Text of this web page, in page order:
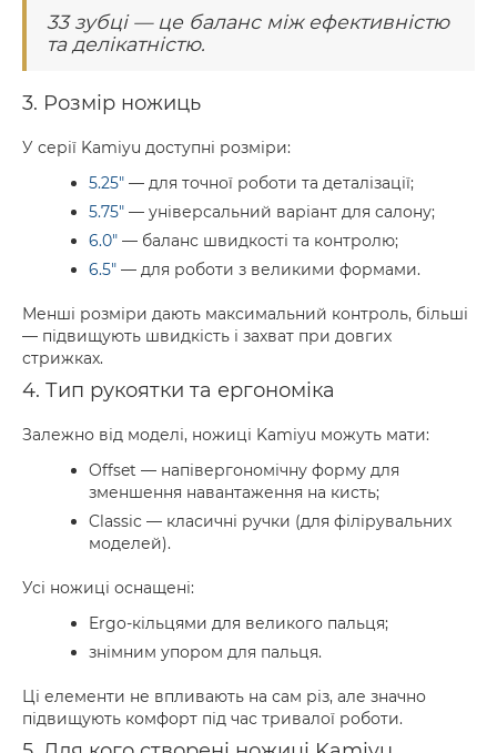
33 зубці — це баланс між ефективністю
та делікатністю.
3. Розмір ножиць
У серії Kamiyu доступні розміри:
5.25" — для точної роботи та деталізації;
5.75" — універсальний варіант для салону;
6.0" — баланс швидкості та контролю;
6.5" — для роботи з великими формами.
Менші розміри дають максимальний контроль, більші
— підвищують швидкість і захват при довгих
стрижках.
4. Тип рукоятки та ергономіка
Залежно від моделі, ножиці Kamiyu можуть мати:
Offset — напівергономічну форму для
зменшення навантаження на кисть;
Classic — класичні ручки (для філірувальних
моделей).
Усі ножиці оснащені:
Ergo-кільцями для великого пальця;
знімним упором для пальця.
Ці елементи не впливають на сам різ, але значно
підвищують комфорт під час тривалої роботи.